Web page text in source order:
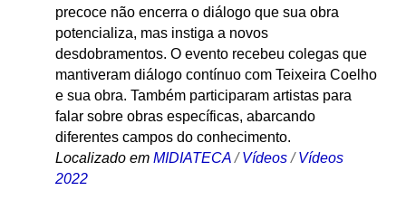
precoce não encerra o diálogo que sua obra
potencializa, mas instiga a novos
desdobramentos. O evento recebeu colegas que
mantiveram diálogo contínuo com Teixeira Coelho
e sua obra. Também participaram artistas para
falar sobre obras específicas, abarcando
diferentes campos do conhecimento.
Localizado em MIDIATECA /Vídeos /Vídeos
2022